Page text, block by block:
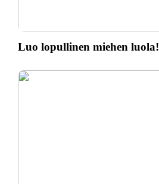
Luo lopullinen miehen luola!